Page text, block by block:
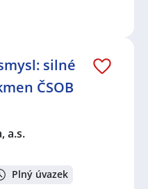
silné
ČSOB
a.s.
Plný úvazek